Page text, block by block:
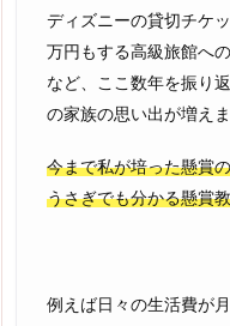
ディズニーの貸切チケ
万円もする高級旅館へ
など、ここ数年を振り
の家族の思い出が増えま
今まで私が培った懸賞
うさぎでも分かる懸賞
例えば日々の生活費が